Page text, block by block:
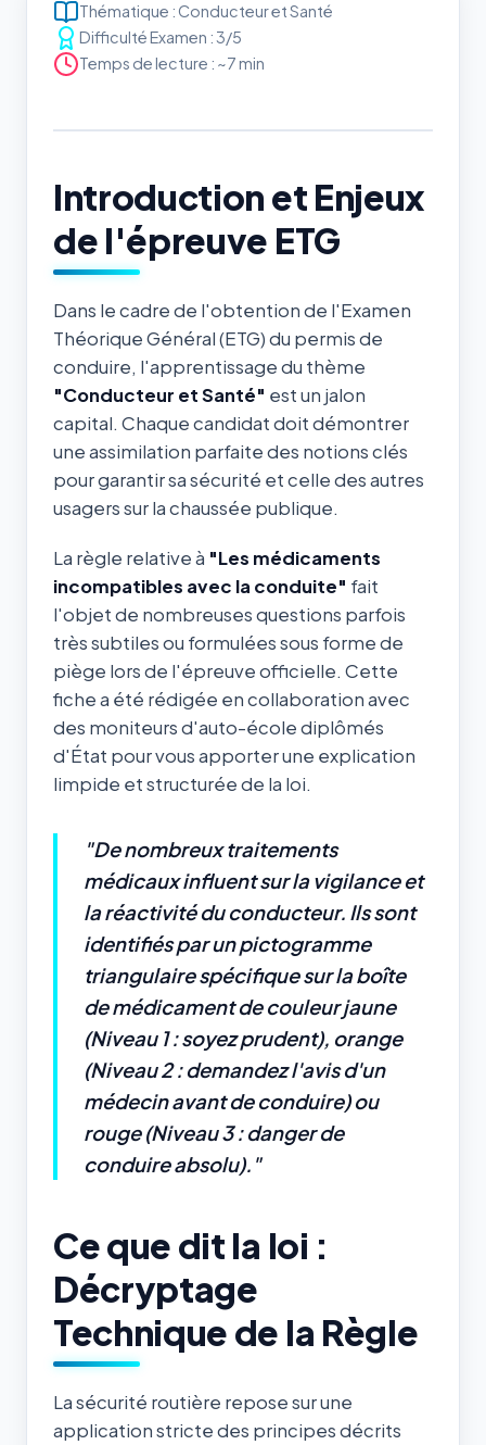
Thématique : Conducteur et Santé
Difficulté Examen : 3/5
Temps de lecture : ~7 min
Introduction et Enjeux
de l'épreuve ETG
Dans le cadre de l'obtention de l'Examen
Théorique Général (ETG) du permis de
conduire, l'apprentissage du thème
"Conducteur et Santé" est un jalon
capital. Chaque candidat doit démontrer
une assimilation parfaite des notions clés
pour garantir sa sécurité et celle des autres
usagers sur la chaussée publique.
La règle relative à "Les médicaments
incompatibles avec la conduite" fait
l'objet de nombreuses questions parfois
très subtiles ou formulées sous forme de
piège lors de l'épreuve officielle. Cette
fiche a été rédigée en collaboration avec
des moniteurs d'auto-école diplômés
d'État pour vous apporter une explication
limpide et structurée de la loi.
"De nombreux traitements
médicaux influent sur la vigilance et
la réactivité du conducteur. Ils sont
identifiés par un pictogramme
triangulaire spécifique sur la boîte
de médicament de couleur jaune
(Niveau 1 : soyez prudent), orange
(Niveau 2 : demandez l'avis d'un
médecin avant de conduire) ou
rouge (Niveau 3 : danger de
conduire absolu)."
Ce que dit la loi :
Décryptage
Technique de la Règle
La sécurité routière repose sur une
application stricte des principes décrits